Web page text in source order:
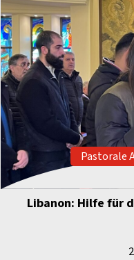
Pastorale
Libanon: Hilfe für